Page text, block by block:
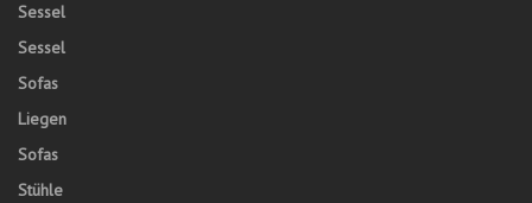
Sessel
Sessel
Sofas
Liegen
Sofas
Stühle